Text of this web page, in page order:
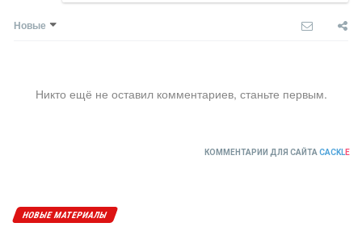
Новые
Никто ещё не оставил комментариев, станьте первым.
КОММЕНТАРИИ ДЛЯ САЙТА CACKLE
НОВЫЕ МАТЕРИАЛЫ